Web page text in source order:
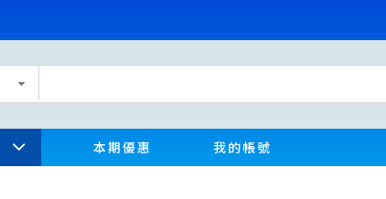
本期優惠 我的帳號